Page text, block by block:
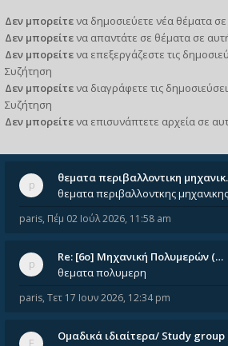
Δεν μπορείτενα δημοσιεύετε νέα θέματα
Δεν μπορείτενα απαντάτε σε θέματα σε
Δεν μπορείτενα επεξεργάζεστε τις
Συζήτηση
Δεν μπορείτενα διαγράφετε τις
Συζήτηση
Δεν μπορείτενα επισυνάπτετε αρχεία σε
θεματα περιβαλλοντικη
paris, Πέμ 02 Ιούλ 2026, 11:58 am
Re: [6o] Mηχανική Πολυμερών (…
θεματα πολυμερη
paris, Τετ 17 Ιουν 2026, 12:34 pm
Ομαδικά ιδιαίτερα/ Study group